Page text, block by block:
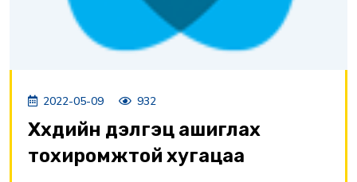
2022-05-09 932
Хүүхдийн дэлгэц ашиглах
тохиромжтой хугацаа